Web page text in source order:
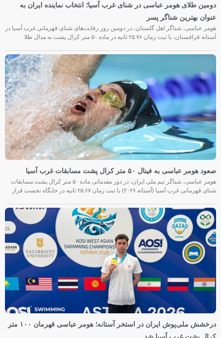
دومین طلای هومر عباسی در شنای غرب آسیا؛ انتخاب نماینده ایران به
عنوان بهترین شناگر پسر
هومر عباسی، شناگر اهل گلستان، در دومین روز رقابت‌های شنای قهرمانی غرب آسیا در
آستانه قزاقستان، با ثبت زمان ۲۵.۷۶ ثانیه در ماده ۵۰ متر کرال پشت به مدال طلا
صعود هومر عباسی به فینال ۵۰ متر کرال پشت مسابقات غرب آسیا
هومر عباسی، شناگر تیم ملی ایران، در دور مقدماتی ماده ۵۰ متر کرال پشت مسابقات
شنای قهرمانی غرب آسیا (آستانه ۲۰۲۶) با ثبت زمان ۲۵.۶۷ ثانیه در جایگاه نخست قرار
درخشش ملی‌پوش ایران در استخر آستانه؛ هومر عباسی قهرمان ۱۰۰ متر